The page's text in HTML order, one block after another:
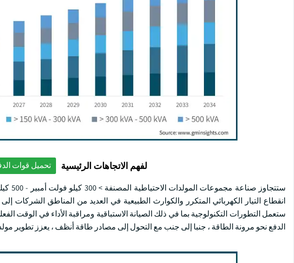
لفهم الاتجاهات الرئيسية تحميل قوات
انقطاع التيار الكهربائي المتكرر والكوارث الطبيعية في العديد من المناطق الشركات
ستعمل التطورات التكنولوجية بما في ذلك الصيانة الاستباقية ومراقبة الأداء في الوقت
الدفع نحو مرونة الطاقة ، جنبا إلى جنب مع التحول إلى مصادر طاقة أنظف ، يعزز تطوير